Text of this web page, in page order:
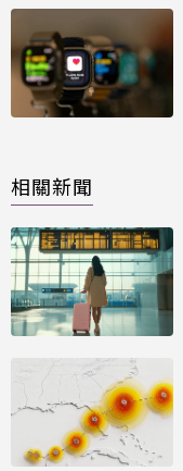
相關新聞